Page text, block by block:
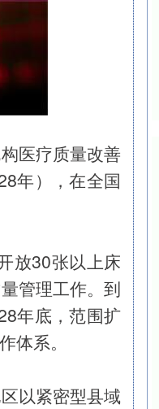
医疗质量改善
年），在全国
放30张以上床
管理工作。到
年底，范围扩
体系。
以紧密型县域